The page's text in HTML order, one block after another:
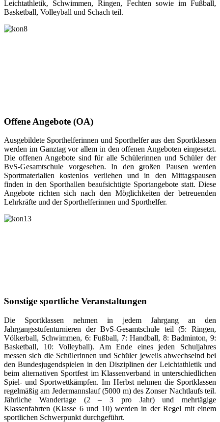
Leichtathletik, Schwimmen, Ringen, Fechten sowie im Fußball,
Basketball, Volleyball und Schach teil.
Offene Angebote (OA)
Ausgebildete Sporthelferinnen und Sporthelfer aus den Sportklassen
werden im Ganztag vor allem in den offenen Angeboten eingesetzt.
Die offenen Angebote sind für alle Schülerinnen und Schüler der
BvS-Gesamtschule vorgesehen. In den großen Pausen werden
Sportmaterialien kostenlos verliehen und in den Mittagspausen
finden in den Sporthallen beaufsichtigte Sportangebote statt. Diese
Angebote richten sich nach den Möglichkeiten der betreuenden
Lehrkräfte und der Sporthelferinnen und Sporthelfer.
Sonstige sportliche Veranstaltungen
Die Sportklassen nehmen in jedem Jahrgang an den
Jahrgangsstufenturnieren der BvS-Gesamtschule teil (5: Ringen,
Völkerball, Schwimmen, 6: Fußball, 7: Handball, 8: Badminton, 9:
Basketball, 10: Volleyball). Am Ende eines jeden Schuljahres
messen sich die Schülerinnen und Schüler jeweils abwechselnd bei
den Bundesjugendspielen in den Disziplinen der Leichtathletik und
beim alternativen Sportfest im Klassenverband in unterschiedlichen
Spiel- und Sportwettkämpfen. Im Herbst nehmen die Sportklassen
regelmäßig am Jedermannslauf (5000 m) des Zonser Nachtlaufs teil.
Jährliche Wandertage (2 – 3 pro Jahr) und mehrtägige
Klassenfahrten (Klasse 6 und 10) werden in der Regel mit einem
sportlichen Schwerpunkt durchgeführt.